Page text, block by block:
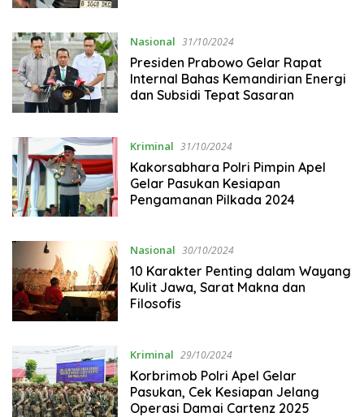
Nasional 31/10/2024
Presiden Prabowo Gelar Rapat
Internal Bahas Kemandirian Energi
dan Subsidi Tepat Sasaran
Kriminal 31/10/2024
Kakorsabhara Polri Pimpin Apel
Gelar Pasukan Kesiapan
Pengamanan Pilkada 2024
Nasional 30/10/2024
10 Karakter Penting dalam Wayang
Kulit Jawa, Sarat Makna dan
Filosofis
Kriminal 29/10/2024
Korbrimob Polri Apel Gelar
Pasukan, Cek Kesiapan Jelang
Operasi Damai Cartenz 2025